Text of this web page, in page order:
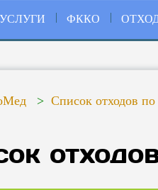
УСЛУГИ ФККО
Список отходов